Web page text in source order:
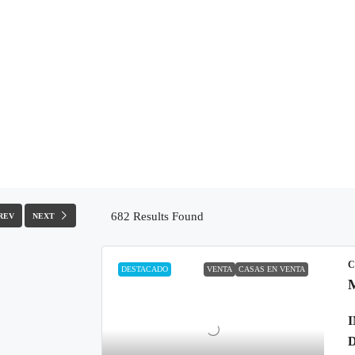
NEXT 682 Results Found
DESTACADO VENTA CASAS EN VENTA